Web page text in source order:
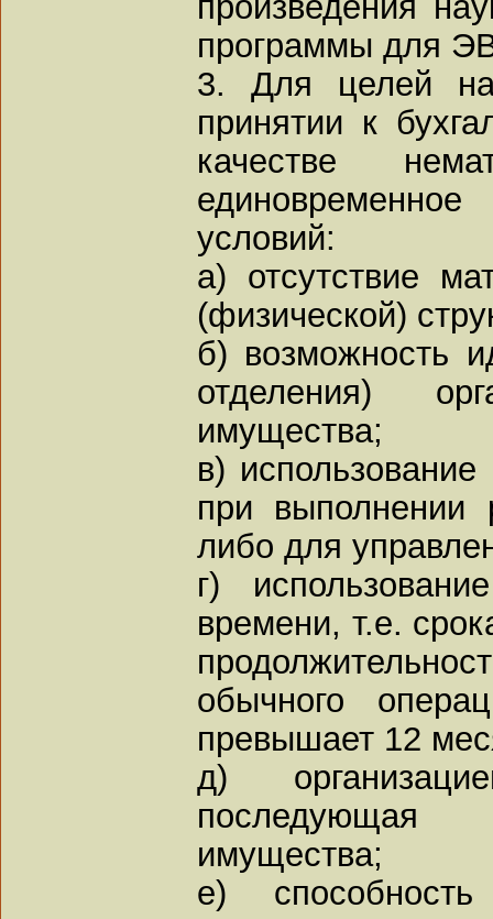
программы для
3. Для целей
принятии к
качестве
условий:
а) отсутствие
(физической)
б) возможность
отделения)
имущества;
в)
при выполнении
либо для
г)
времени, т.е.
обычного
превышает 12
д)
последующая
имущества;
е) способность